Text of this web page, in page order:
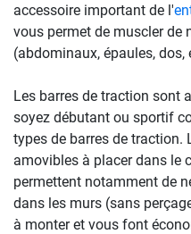
accessoire important de l'
vous permet de muscler de
(abdominaux, épaules, dos,
Les barres de traction sont
soyez débutant ou sportif
types de barres de traction.
amovibles à placer dans le
permettent notamment de
dans les murs (sans
à monter et vous font